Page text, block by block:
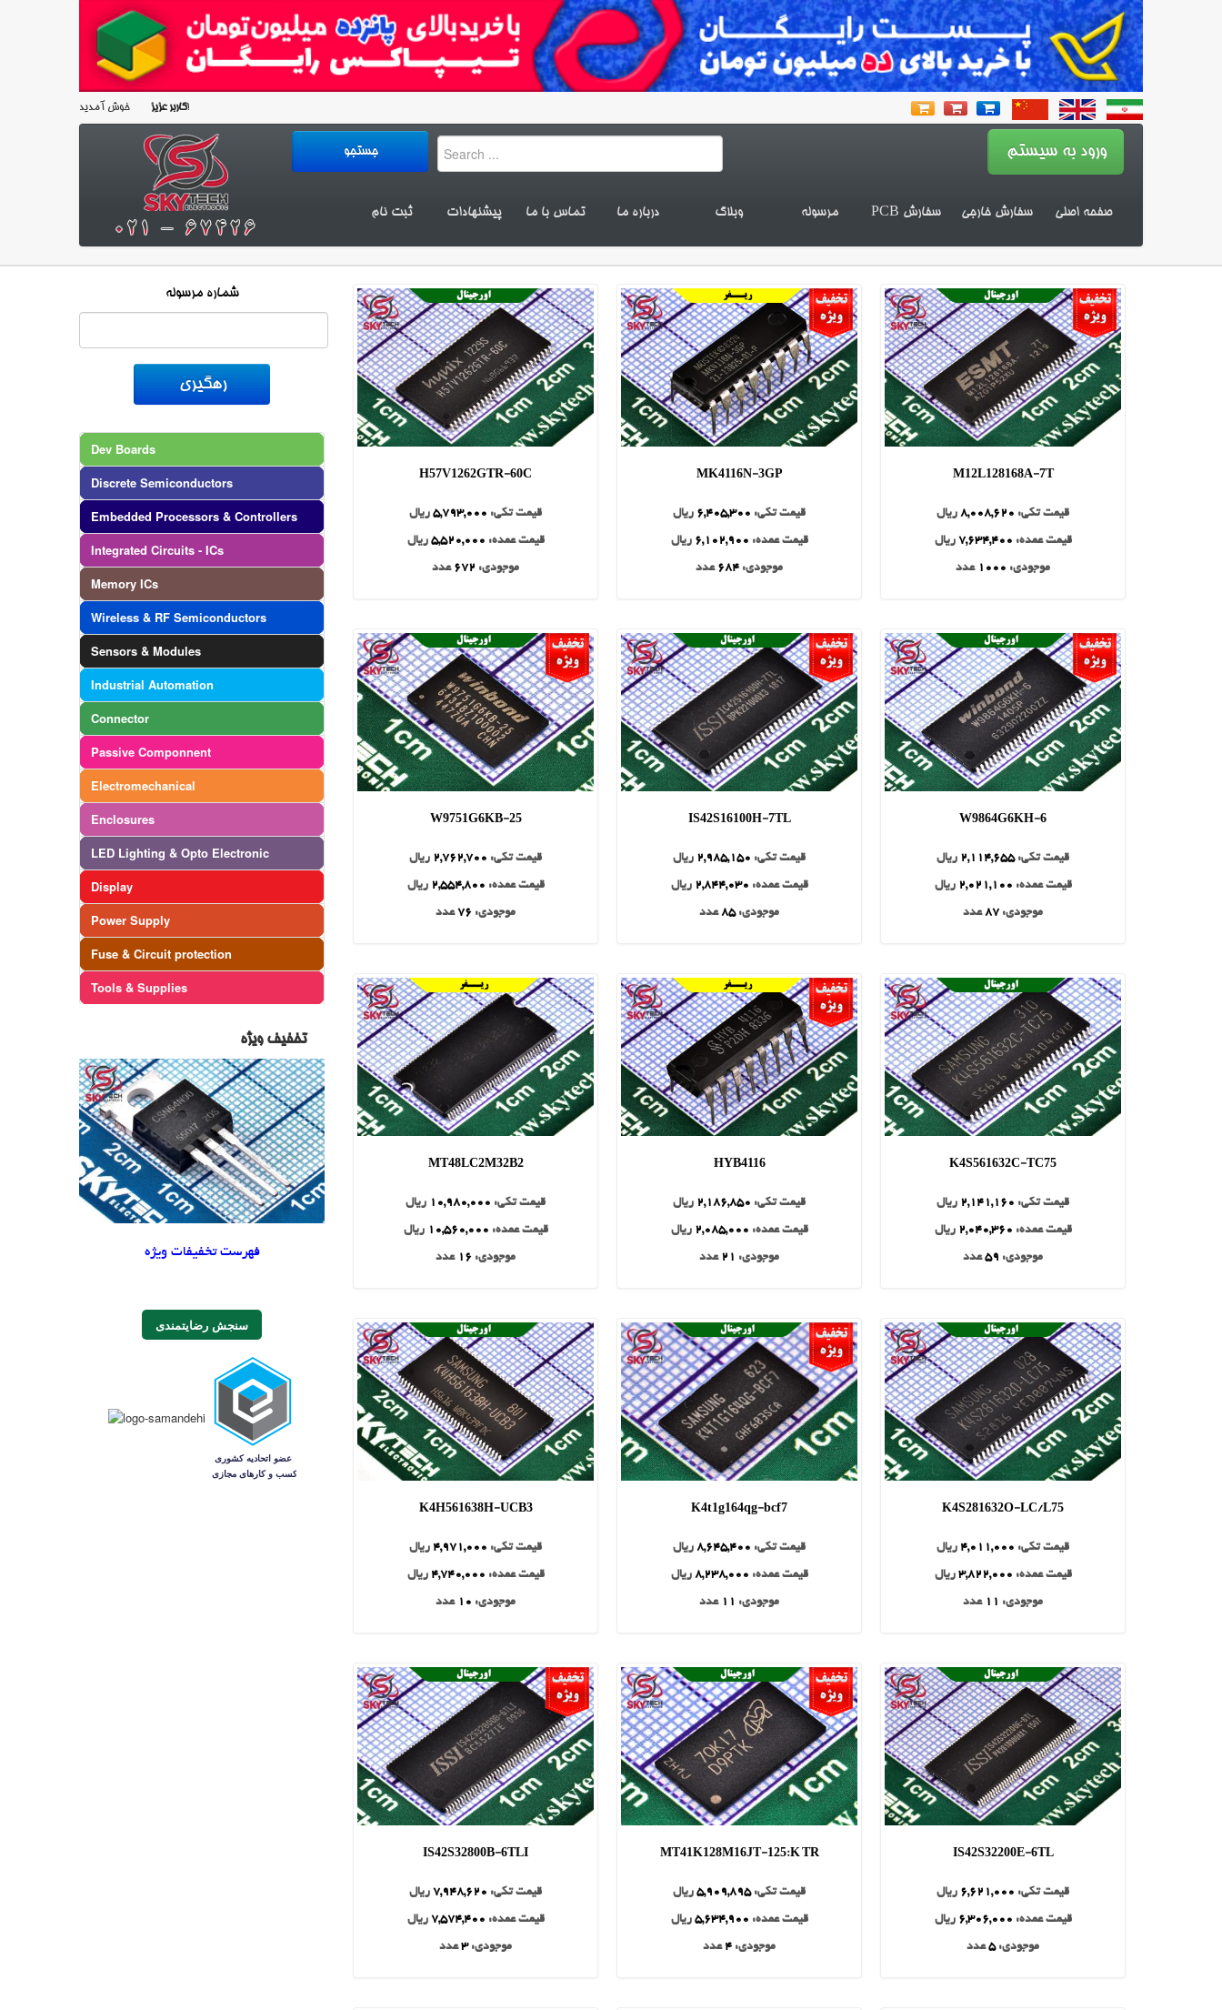
کاربر عزیزخوش آمدید!
صفحه اصلی سفارش خارجی سفارش PCB مرسوله وبلاگ درباره ما تماس با ما پیشنهادات ثبت نام
شماره مرسوله
Dev Boards
Discrete Semiconductors
Embedded Processors & Controllers
Integrated Circuits - ICs
Memory ICs
Wireless & RF Semiconductors
Sensors & Modules
Industrial Automation
Connector
Passive Componnent
Electromechanical
Enclosures
LED Lighting & Opto Electronic
Display
Power Supply
Fuse & Circuit protection
Tools & Supplies
تخفیف ویژه
فهرست تخفیفات ویژه
سنجش رضایتمندی
M12L128168A-7T
قیمت تکی: 8,008,620 ریال
قیمت عمده: 7,634,400 ریال
موجودی: 1000 عدد
MK4116N-3GP
قیمت تکی: 6,405,300 ریال
قیمت عمده: 6,102,900 ریال
موجودی: 684 عدد
H57V1262GTR-60C
قیمت تکی: 5,793,000 ریال
قیمت عمده: 5,520,000 ریال
موجودی: 672 عدد
W9864G6KH-6
قیمت تکی:2,114,655 ریال
قیمت عمده: 2,021,100 ریال
موجودی: 87عدد
IS42S16100H-7TL
قیمت تکی: 2,985,150 ریال
قیمت عمده: 2,844,030 ریال
موجودی:85عدد
W9751G6KB-25
قیمت تکی: 2,762,700 ریال
قیمت عمده: 2,554,800 ریال
موجودی: 76عدد
K4S561632C-TC75
قیمت تکی: 2,141,160 ریال
قیمت عمده: 2,040,360 ریال
موجودی: 59عدد
HYB4116
قیمت تکی: 2,186,850 ریال
قیمت عمده: 2,085,000 ریال
موجودی: 21 عدد
MT48LC2M32B2
قیمت تکی: 10,980,000 ریال
قیمت عمده: 10,560,000 ریال
موجودی: 16 عدد
K4S281632O-LC/L75
قیمت تکی: 4,011,000 ریال
قیمت عمده: 3,822,000 ریال
موجودی: 11 عدد
K4t1g164qg-bcf7
قیمت تکی: 8,645,400 ریال
قیمت عمده: 8,238,000 ریال
موجودی: 11 عدد
K4H561638H-UCB3
قیمت تکی: 4,971,000 ریال
قیمت عمده: 4,740,000 ریال
موجودی: 10 عدد
IS42S32200E-6TL
قیمت تکی: 6,621,000 ریال
قیمت عمده: 6,306,000 ریال
موجودی:5عدد
MT41K128M16JT-125:K TR
قیمت تکی:5,909,895 ریال
قیمت عمده: 5,634,900 ریال
موجودی: 4 عدد
IS42S32800B-6TLI
قیمت تکی: 7,948,620 ریال
قیمت عمده: 7,574,400 ریال
موجودی:3عدد